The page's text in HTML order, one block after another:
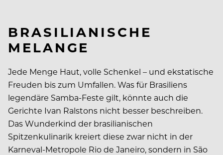
BRASILIANISCHE
MELANGE
Jede Menge Haut, volle Schenkel – und ekstatische
Freuden bis zum Umfallen. Was für Brasiliens
legendäre Samba-Feste gilt, könnte auch die
Gerichte Ivan Ralstons nicht besser beschreiben.
Das Wunderkind der brasilianischen
Spitzenkulinarik kreiert diese zwar nicht in der
Karneval-Metropole Rio de Janeiro, sondern in São